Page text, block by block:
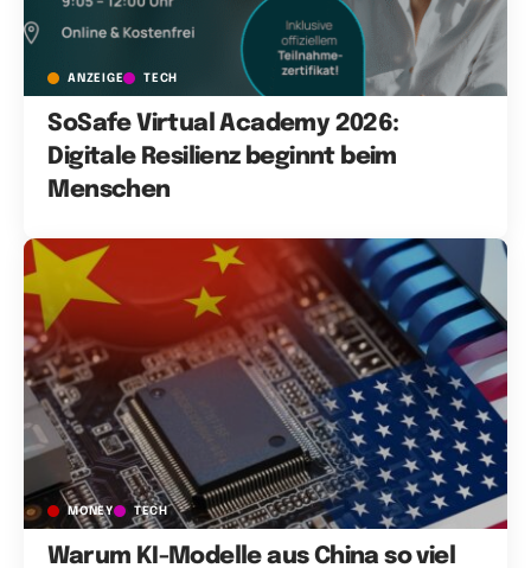
ANZEIGE TECH
SoSafe Virtual Academy 2026:
Digitale Resilienz beginnt beim
Menschen
MONEY TECH
Warum KI-Modelle aus China so viel